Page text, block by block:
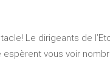
Le dirigeants de
vous voir